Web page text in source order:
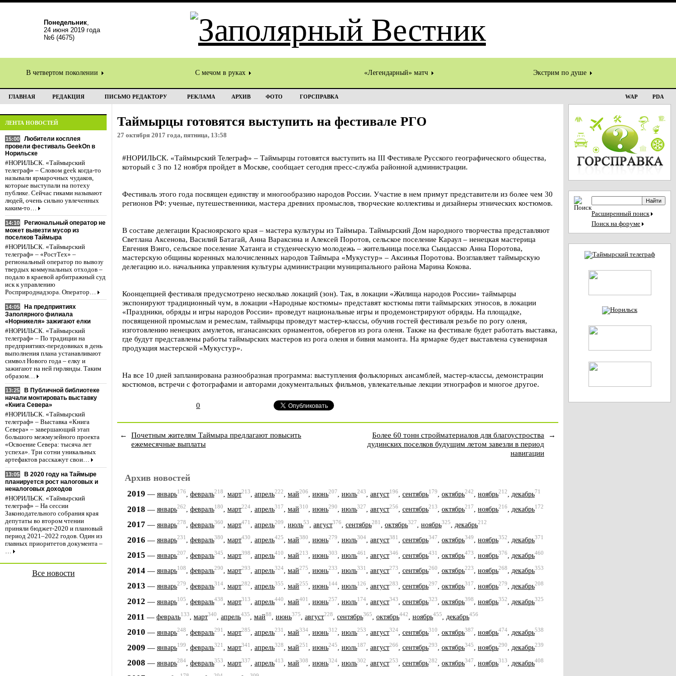
Понедельник,
24 июня 2019 года
№6 (4675)
В четвертом поколении С мечом в руках «Легендарный» матч Экстрим по душе
ГЛАВНАЯ РЕДАКЦИЯ ПИСЬМО РЕДАКТОРУ РЕКЛАМА АРХИВ ФОТО ГОРСПРАВКА WAP PDA
ЛЕНТА НОВОСТЕЙ
15:00
Любители косплея
провели фестиваль GeekOn в
Норильске
#НОРИЛЬСК. «Таймырский
телеграф» – Словом geek когда-то
называли ярмарочных чудаков,
которые выступали на потеху
публике. Сейчас гиками называют
людей, очень сильно увлеченных
каким-то…
14:10
Региональный оператор не
может вывезти мусор из
поселков Таймыра
#НОРИЛЬСК. «Таймырский
телеграф» – «РостТех» –
региональный оператор по вывозу
твердых коммунальных отходов –
подало в краевой арбитражный суд
иск к управлению
Росприроднадзора. Оператор…
14:05
На предприятиях
Заполярного филиала
«Норникеля» зажигают елки
#НОРИЛЬСК. «Таймырский
телеграф» – По традиции на
предприятиях-передовиках в день
выполнения плана устанавливают
символ Нового года – елку и
зажигают на ней гирлянды. Таким
образом…
13:25
В Публичной библиотеке
начали монтировать выставку
«Книга Севера»
#НОРИЛЬСК. «Таймырский
телеграф» – Выставка «Книга
Севера» – завершающий этап
большого межмузейного проекта
«Освоение Севера: тысяча лет
успеха». Три сотни уникальных
артефактов расскажут свои…
13:05
В 2020 году на Таймыре
планируется рост налоговых и
неналоговых доходов
#НОРИЛЬСК. «Таймырский
телеграф» – На сессии
Законодательного собрания края
депутаты во втором чтении
приняли бюджет-2020 и плановый
период 2021–2022 годов. Один из
главных приоритетов документа –
…
Все новости
Таймырцы готовятся выступить на фестивале РГО
27 октября 2017 года, пятница, 13:58
#НОРИЛЬСК. «Таймырский Телеграф» – Таймырцы готовятся выступить на III Фестивале Русского географического общества,
который с 3 по 12 ноября пройдет в Москве, сообщает сегодня пресс-служба районной администрации.
Фестиваль этого года посвящен единству и многообразию народов России. Участие в нем примут представители из более чем 30
регионов РФ: ученые, путешественники, мастера древних промыслов, творческие коллективы и дизайнеры этнических костюмов.
В составе делегации Красноярского края – мастера культуры из Таймыра. Таймырский Дом народного творчества представляют
Светлана Аксенова, Василий Батагай, Анна Вараксина и Алексей Поротов, сельское поселение Караул – ненецкая мастерица
Евгения Вэнго, сельское поселение Хатанга и студенческую молодежь – жительница поселка Сындасско Анна Поротова,
мастерскую общины коренных малочисленных народов Таймыра «Мукустур» – Аксинья Поротова. Возглавляет таймырскую
делегацию и.о. начальника управления культуры администрации муниципального района Марина Кокова.
Коонцепцией фестиваля предусмотрено несколько локаций (зон). Так, в локации «Жилища народов России» таймырцы
экспонируют традиционный чум, в локации «Народные костюмы» представят костюмы пяти таймырских этносов, в локации
«Праздники, обряды и игры народов России» проведут национальные игры и продемонстрируют обряды. На площадке,
посвященной промыслам и ремеслам, таймырцы проведут мастер-классы, обучив гостей фестиваля резьбе по рогу оленя,
изготовлению ненецких амулетов, нганасанских орнаментов, оберегов из рога оленя. Также на фестивале будет работать выставка,
где будут представлены работы таймырских мастеров из рога оленя и бивня мамонта. На ярмарке будет выставлена сувенирная
продукция мастерской «Мукустур».
На все 10 дней запланирована разнообразная программа: выступления фольклорных ансамблей, мастер-классы, демонстрации
костюмов, встречи с фотографами и авторами документальных фильмов, увлекательные лекции этнографов и многое другое.
0
←
Почетным жителям Таймыра предлагают повысить
ежемесячные выплаты
Более 60 тонн стройматериалов для благоустроства
дудинских поселков будущим летом завезли в период
навигации
→
Архив новостей
2019 — январь176 февраль218 март213 апрель222 май206 июнь207 июль243 август196 сентябрь179 октябрь242 ноябрь212 декабрь71
2018 — январь262, февраль180, март224, апрель317, май310, июнь290, июль327, август256, сентябрь213, октябрь217, ноябрь216, декабрь172
2017 — январь278 февраль360 март471 апрель209 июль53 август376 сентябрь281 октябрь327 ноябрь325 декабрь212
2016 — январь231, февраль380, март430, апрель425, май380, июнь279, июль304, август381, сентябрь347, октябрь349, ноябрь352, декабрь371
2015 — январь207 февраль345 март398 апрель410 май213 июнь303 июль461 август346 сентябрь431 октябрь473 ноябрь376 декабрь460
2014 — январь108, февраль290, март293, апрель324, май275, июнь233, июль331, август273, сентябрь260, октябрь223, ноябрь268, декабрь353
2013 — январь279 февраль314 март282 апрель355 май255 июнь144 июль126 август283 сентябрь297 октябрь317 ноябрь279 декабрь208
2012 — январь105 февраль438 март313 апрель440 май401 июнь257 июль174 август343 сентябрь323 октябрь398 ноябрь352 декабрь325
2011 — февраль133, март340, апрель435, май88, июнь375, август228, сентябрь365, октябрь442, ноябрь455, декабрь456
2010 — январь248 февраль291 март285 апрель231 май334 июнь312 июль253 август324 сентябрь310 октябрь387 ноябрь474 декабрь538
2009 — январь199, февраль321, март341, апрель328, май251, июнь245, июль187, август266, сентябрь293, октябрь345, ноябрь290, декабрь239
2008 — январь284 февраль353 март337 апрель413 май308 июнь324 июль302 август253 сентябрь282 октябрь347 ноябрь313 декабрь408
Расширенный поиск
Поиск на форуме